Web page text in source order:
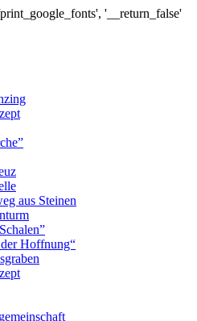
'__return_false'
aus Steinen
Hoffnung“